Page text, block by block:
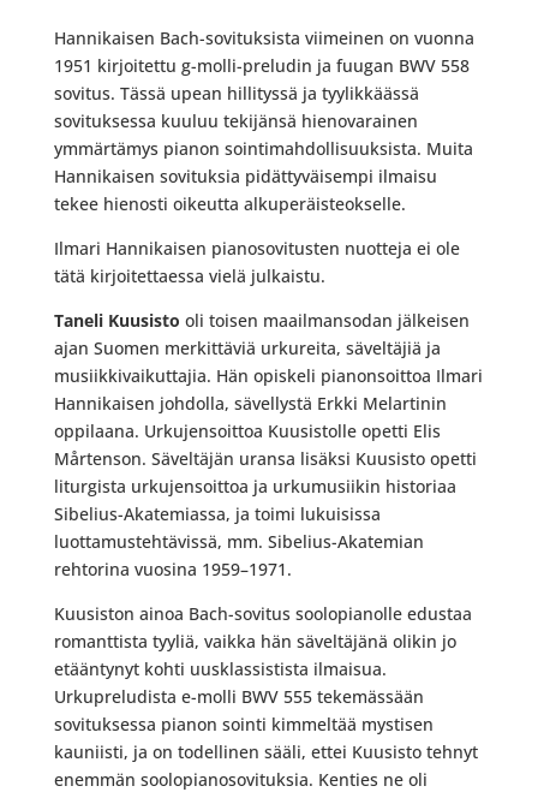
Hannikaisen Bach-sovituksista viimeinen on vuonna
1951 kirjoitettu g-molli-preludin ja fuugan BWV 558
sovitus. Tässä upean hillityssä ja tyylikkäässä
sovituksessa kuuluu tekijänsä hienovarainen
ymmärtämys pianon sointimahdollisuuksista. Muita
Hannikaisen sovituksia pidättyväisempi ilmaisu
tekee hienosti oikeutta alkuperäisteokselle.
Ilmari Hannikaisen pianosovitusten nuotteja ei ole
tätä kirjoitettaessa vielä julkaistu.
Taneli Kuusisto oli toisen maailmansodan jälkeisen
ajan Suomen merkittäviä urkureita, säveltäjiä ja
musiikkivaikuttajia. Hän opiskeli pianonsoittoa Ilmari
Hannikaisen johdolla, sävellystä Erkki Melartinin
oppilaana. Urkujensoittoa Kuusistolle opetti Elis
Mårtenson. Säveltäjän uransa lisäksi Kuusisto opetti
liturgista urkujensoittoa ja urkumusiikin historiaa
Sibelius-Akatemiassa, ja toimi lukuisissa
luottamustehtävissä, mm. Sibelius-Akatemian
rehtorina vuosina 1959–1971.
Kuusiston ainoa Bach-sovitus soolopianolle edustaa
romanttista tyyliä, vaikka hän säveltäjänä olikin jo
etääntynyt kohti uusklassistista ilmaisua.
Urkupreludista e-molli BWV 555 tekemässään
sovituksessa pianon sointi kimmeltää mystisen
kauniisti, ja on todellinen sääli, ettei Kuusisto tehnyt
enemmän soolopianosovituksia. Kenties ne oli